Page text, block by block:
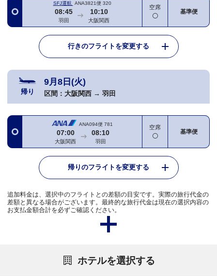
SFJ運航 ANA3821便 320
08:45
羽田
10:10
大阪関西
空席
基準便
行きのフライトを変更する
帰り
9月8日(火)
区間： 大阪関西 → 羽田
ANA094便 781
07:00
大阪関西
08:10
羽田
空席
基準便
帰りのフライトを変更する
追加料金は、選択中のフライトとの差額の目安です。実際の旅行代金の
差額と異なる場合がございます。最終的な旅行代金は現在の選択内容の
お支払金額合計を必ずご確認ください。
ホテルを選択する